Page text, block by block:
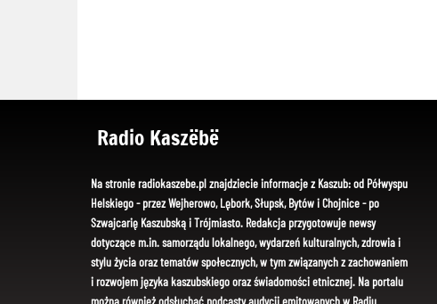
Radio Kaszëbë
Na stronie radiokaszebe.pl znajdziecie informacje z Kaszub: od Półwyspu
Helskiego - przez Wejherowo, Lębork, Słupsk, Bytów i Chojnice - po
Szwajcarię Kaszubską i Trójmiasto. Redakcja przygotowuje newsy
dotyczące m.in. samorządu lokalnego, wydarzeń kulturalnych, zdrowia i
stylu życia oraz tematów społecznych, w tym związanych z zachowaniem
i rozwojem języka kaszubskiego oraz świadomości etnicznej. Na portalu
można również odsłuchać podcasty audycji emitowanych w Radiu